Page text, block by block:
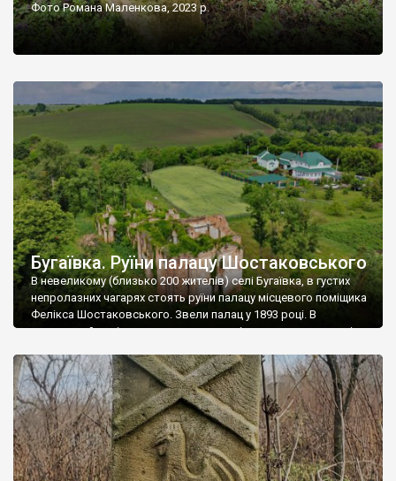
Фото Романа Маленкова, 2023 р.
Бугаївка. Руїни палацу Шостаковського
В невеликому (близько 200 жителів) селі Бугаївка, в густих
непролазних чагарях стоять руїни палацу місцевого поміщика
Фелікса Шостаковського. Звели палац у 1893 році. В
радянський період у ньому спочатку містилася школа, потім
століття тут розмістили туберкульозну лікарню. Коли із
палацу виїхала лікарня – ми точно не […]